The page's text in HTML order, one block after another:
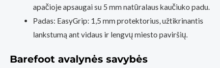
apačioje apsaugai su 5 mm natūralaus kaučiuko padu.
Padas: EasyGrip: 1,5 mm protektorius, užtikrinantis
lankstumą ant vidaus ir lengvų miesto paviršių.
Barefoot avalynės savybės